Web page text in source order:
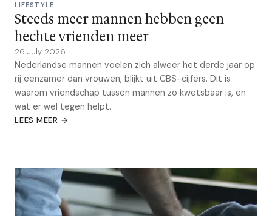
LIFESTYLE
Steeds meer mannen hebben geen
hechte vrienden meer
26 July 2026
Nederlandse mannen voelen zich alweer het derde jaar op
rij eenzamer dan vrouwen, blijkt uit CBS-cijfers. Dit is
waarom vriendschap tussen mannen zo kwetsbaar is, en
wat er wel tegen helpt.
LEES MEER →